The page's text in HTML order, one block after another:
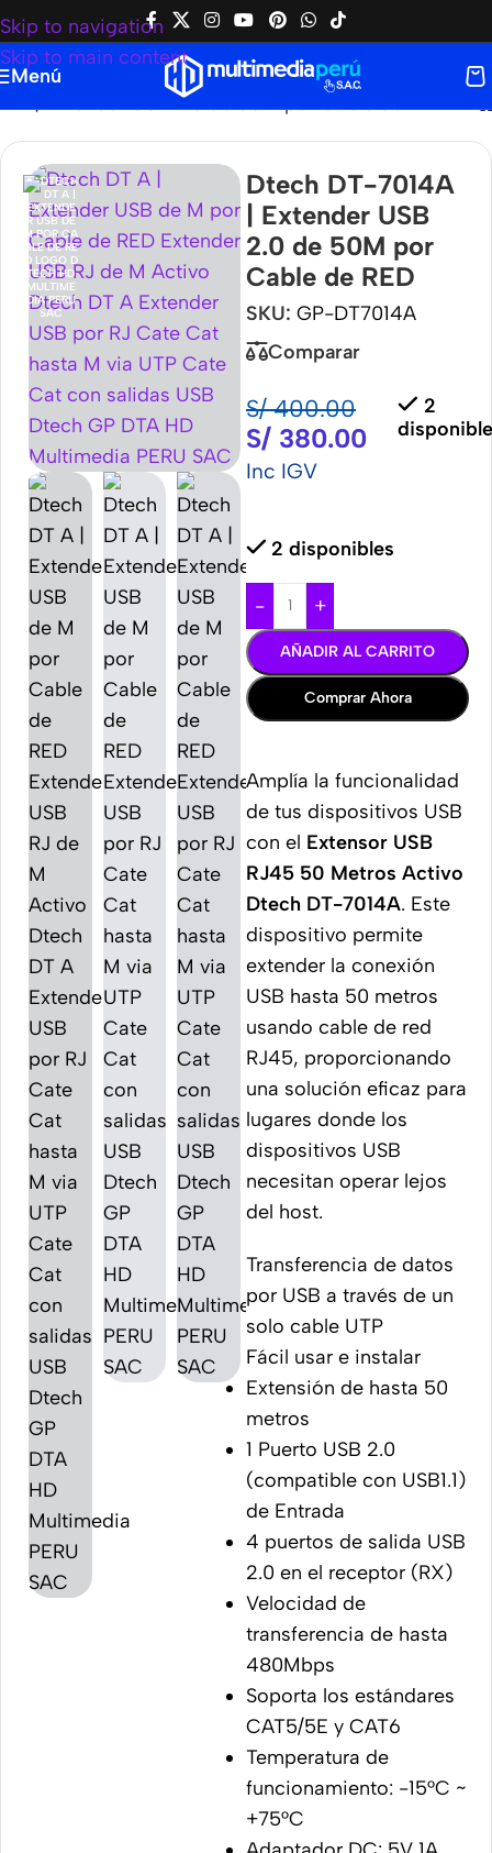
Skip to navigation
Skip to main content
Menú
| Extender USB 2.0 de 50M por Cable de RED
Dtech DT-7014A
| Extender USB
2.0 de 50M por
Cable de RED
SKU: GP-DT7014A
Comparar
S/400.00
S/ 380.00
Inc IGV
2
2 disponibles
- +
AÑADIR AL CARRITO
Comprar Ahora
Amplía la funcionalidad
de tus dispositivos USB
con el Extensor USB
RJ45 50 Metros Activo
Dtech DT-7014A. Este
dispositivo permite
extender la conexión
USB hasta 50 metros
usando cable de red
RJ45, proporcionando
una solución eficaz para
lugares donde los
dispositivos USB
necesitan operar lejos
del host.
Transferencia de datos
por USB a través de un
solo cable UTP
Fácil usar e instalar
Extensión de hasta 50
metros
1 Puerto USB 2.0
(compatible con USB1.1)
de Entrada
4 puertos de salida USB
2.0 en el receptor (RX)
Velocidad de
transferencia de hasta
480Mbps
Soporta los estándares
CAT5/5E y CAT6
Temperatura de
funcionamiento: -15°C ~
+75°C